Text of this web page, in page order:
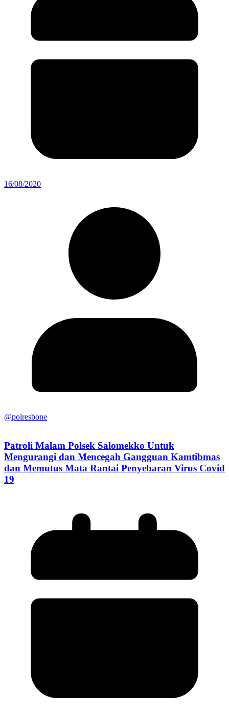
16/08/2020
@polresbone
Patroli Malam Polsek Salomekko Untuk
Mengurangi dan Mencegah Gangguan Kamtibmas
dan Memutus Mata Rantai Penyebaran Virus Covid
19